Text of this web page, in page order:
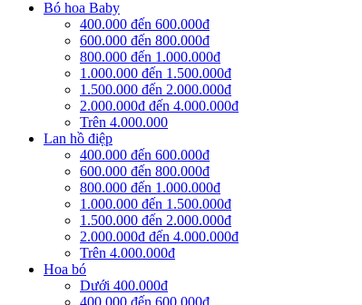
Bó hoa Baby
400.000 đến 600.000đ
600.000 đến 800.000đ
800.000 đến 1.000.000đ
1.000.000 đến 1.500.000đ
1.500.000 đến 2.000.000đ
2.000.000đ đến 4.000.000đ
Trên 4.000.000
Lan hồ điệp
400.000 đến 600.000đ
600.000 đến 800.000đ
800.000 đến 1.000.000đ
1.000.000 đến 1.500.000đ
1.500.000 đến 2.000.000đ
2.000.000đ đến 4.000.000đ
Trên 4.000.000đ
Hoa bó
Dưới 400.000đ
400.000 đến 600.000đ